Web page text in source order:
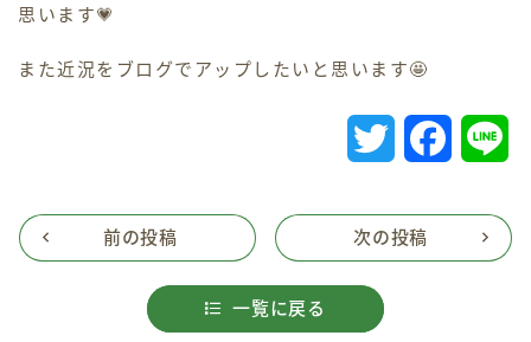
思います💗
また近況をブログでアップしたいと思います🤩
i n
前の投稿
一覧に戻る
次の投稿